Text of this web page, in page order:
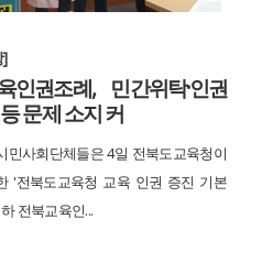
인권조례, 민간위탁·인권
문제 소지 커
민사회단체들은 4일 전북도교육청이
'전북도교육청 교육 인권 증진 기본
전북교육인...